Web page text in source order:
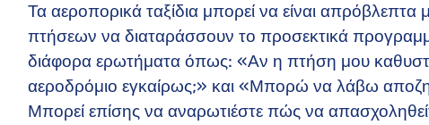
Τα αεροπορικά ταξίδια μπορεί να είναι απρόβλεπτα
πτήσεων να διαταράσσουν το προσεκτικά
διάφορα ερωτήματα όπως: «Αν η πτήση μου
αεροδρόμιο εγκαίρως;» και «Μπορώ να λάβω
Μπορεί επίσης να αναρωτιέστε πώς να